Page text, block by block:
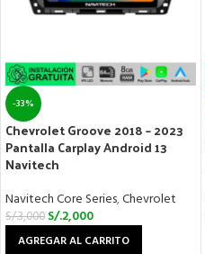
-33%
Chevrolet Groove 2018 – 2023
Pantalla Carplay Android 13
Navitech
Navitech Core Series,Chevrolet
S/.3,000 S/.2,000
AGREGAR AL CARRITO